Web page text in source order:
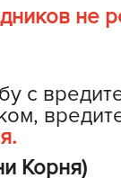
дохлокс
ОТ БЕЛКИ
ЗЕМЛЯ
не
с
Корня)